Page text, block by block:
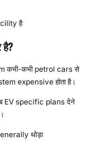
है
है?
कभी-कभी petrol cars से
expensive होता है।
EV specific plans देने
थोड़ा